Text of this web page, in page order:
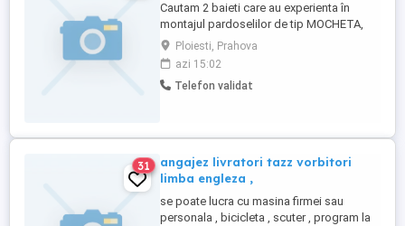
Cautam 2 baieti care au experienta în
montajul pardoselilor de tip MOCHETA,
SPC,LVT,PARCHET,VOPSEA EPOXIDICA
Oferim și ne dorim de la dumneavoastră
seriozitate și chef de munca .Salariul se
negociază în funcție de experienta. Detalii
Ploiesti, Prahova
azi 15:02
Telefon validat
31
angajez livratori tazz vorbitori
limba engleza ,
se poate lucra cu masina firmei sau
personala , bicicleta , scuter , program la